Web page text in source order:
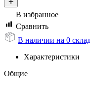
В избранное
Сравнить
В наличии на 0
Характеристики
Общие